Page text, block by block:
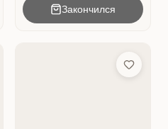
Закончился
Wish List Add to